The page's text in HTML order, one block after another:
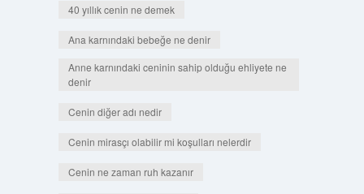
40 yıllık cenin ne demek
Ana karnındaki bebeğe ne denir
Anne karnındaki ceninin sahip olduğu ehliyete ne
denir
Cenin diğer adı nedir
Cenin mirasçı olabilir mi koşulları nelerdir
Cenin ne zaman ruh kazanır